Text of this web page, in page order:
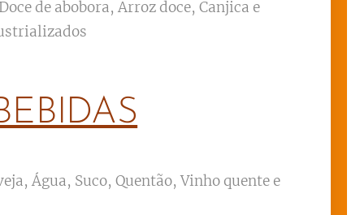
de abobora, Arroz doce, Canjica e
Água, Suco, Quentão, Vinho quente e